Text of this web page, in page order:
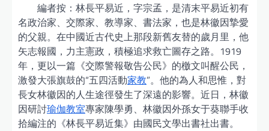
編者按：林長平易近，字宗孟，是清末平易近初有
名政治家、交際家、教導家、書法家，也是林徽因摯愛
的父親。在中國近古代史上那段新舊友替的歲月里，他
矢志報國，力主憲政，積極追求救亡圖存之路。1919
年，更以一篇《交際警報敬告公民》的檄文叫醒公民，
激發大張旗鼓的“五四活動家教”。他的為人和思惟，對
長女林徽因的人生途徑發生了深遠的影響。近日，林徽
因研討瑜伽教室專家陳學勇、林徽因外孫女于葵聯手收
拾編注的《林長平易近集》由國民文學出書社出書。